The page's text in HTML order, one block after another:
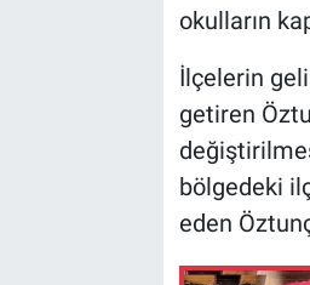
okulların
İlçelerin
getiren
bölgedeki
eden